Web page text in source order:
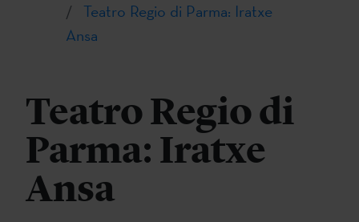
Teatro Regio di Parma: Iratxe
Ansa
Teatro Regio di
Parma: Iratxe
Ansa